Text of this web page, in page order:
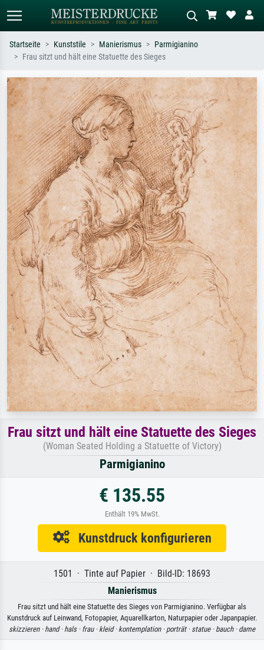
Suchen Sie nach Künstlern, Werktiteln
oder Stilen – z.B. Monet,
Sternennacht, Impressionismus, Welle
Hokusai, Akt.
Beschreiben Sie die Szene – z.B. Grüne
Wiese, Abstrakt mit viel Rot, Dunkles
Ölgemälde, Stehender Akt neben einem
Baum.
Startseite Kunststile Manierismus
Parmigianino
Frau sitzt und hält eine Statuette des Sieges
Frau sitzt und hält eine Statuette des Sieges
(Woman Seated Holding a Statuette of Victory)
Parmigianino
€ 135.55
Enthält 19% MwSt.
Kunstdruck konfigurieren
1501 · Tinte auf Papier · Bild-ID: 18693
Manierismus
Frau sitzt und hält eine Statuette des Sieges von Parmigianino. Verfügbar als
Kunstdruck auf Leinwand, Fotopapier, Aquarellkarton, Naturpapier oder Japanpapier.
skizzieren · hand · hals · frau · kleid · kontemplation · porträt · statue · bauch · dame